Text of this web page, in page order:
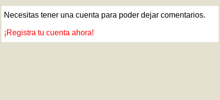
Necesitas tener una cuenta para poder dejar comentarios.
¡Registra tu cuenta ahora!